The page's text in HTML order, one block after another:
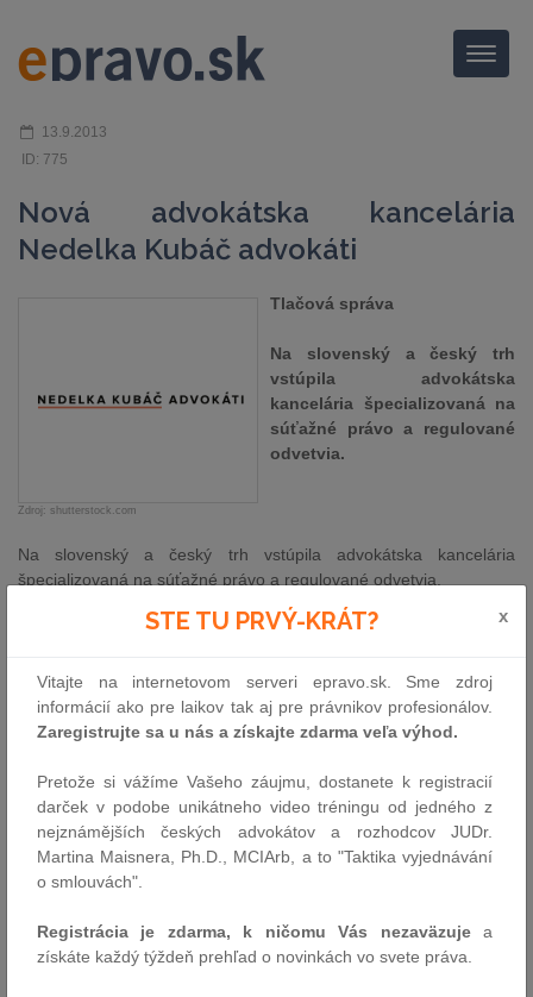
Menu
13.9.2013
ID: 775
Nová advokátska kancelária
Nedelka Kubáč advokáti
Zdroj: shutterstock.com
Tlačová správa
Na slovenský a český trh
vstúpila advokátska
kancelária špecializovaná na
súťažné právo a regulované
odvetvia.
Na slovenský a český trh vstúpila advokátska kancelária
špecializovaná na súťažné právo a regulované odvetvia.
Advokátska kancelária Nedelka Kubáč advokáti so sídlom v Prahe
a Bratislave sa špecializuje predovšetkým na oblasť slovenského,
odvetvia, predovšetkým energetiku. Ďalej sa zameriava na právo
verejných zákaziek a problematiku compliance.
Advokátska kancelária Nedelka Kubáč advokáti sa zameriava len
nešpecializuje, spolupracuje s uznávanými aliančnými
advokátskymi kanceláriami.
„Špecializované právne poradenstvo
je dnes už nevyhnutné. Náš koncept nám tak umožní poskytovať
v oblastiach, na ktoré sa zameriavame, služby najvyššej kvality,“
zakladajúcich partnerov, Martin Nedelka.
Tím advokátskej kancelárie tvoria členovia súťažného a
STE TU PRVÝ-KRÁT? x
Vitajte na internetovom serveri epravo.sk. Sme zdroj
informácií ako pre laikov tak aj pre právnikov profesionálov.
Zaregistrujte sa u nás a získajte zdarma veľa výhod.
Pretože si vážíme Vašeho záujmu, dostanete k registracií
darček v podobe unikátneho video tréningu od jedného z
nejznámějších českých advokátov a rozhodcov JUDr.
Martina Maisnera, Ph.D., MCIArb, a to "Taktika vyjednávání
o smlouvách".
Registrácia je zdarma, k ničomu Vás nezaväzujea
získáte každý týždeň prehľad o novinkách vo svete práva.